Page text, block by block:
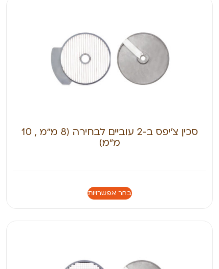
סכין צ’יפס ב-2 עוביים לבחירה (8 מ״מ , 10
מ״מ)
בחר אפשרויות